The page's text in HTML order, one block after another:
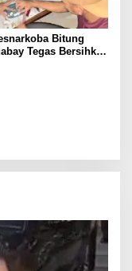
Bitung
Tegas Bersihkan